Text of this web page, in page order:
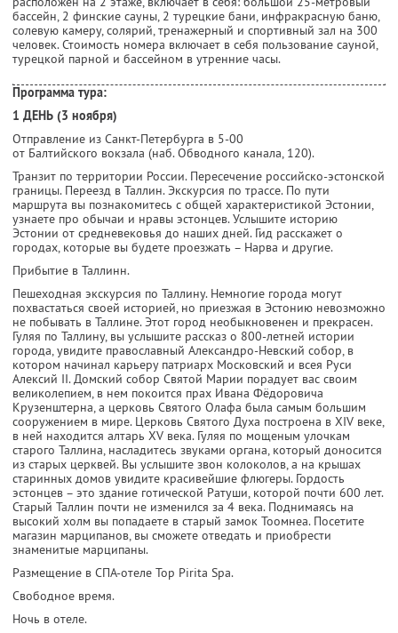
бассейн, 2 финские сауны, 2 турецкие бани, инфракрасную баню,
солевую камеру, солярий, тренажерный и спортивный зал на 300
человек. Стоимость номера включает в себя пользование сауной,
турецкой парной и бассейном в утренние часы.
Программа тура:
1 ДЕНЬ (3 ноября)
Отправление из Санкт-Петербурга в 5-00
от Балтийского вокзала (наб. Обводного канала, 120).
Транзит по территории России. Пересечение российско-эстонской
границы. Переезд в Таллин. Экскурсия по трассе. По пути
маршрута вы познакомитесь с общей характеристикой Эстонии,
узнаете про обычаи и нравы эстонцев. Услышите историю
Эстонии от средневековья до наших дней. Гид расскажет о
городах, которые вы будете проезжать – Нарва и другие.
Прибытие в Таллинн.
Пешеходная экскурсия по Таллину. Немногие города могут
похвастаться своей историей, но приезжая в Эстонию невозможно
не побывать в Таллине. Этот город необыкновенен и прекрасен.
Гуляя по Таллину, вы услышите рассказ о 800-летней истории
города, увидите православный Александро-Невский собор, в
котором начинал карьеру патриарх Московский и всея Руси
Алексий II. Домский собор Святой Марии порадует вас своим
великолепием, в нем покоится прах Ивана Фёдоровича
Крузенштерна, а церковь Святого Олафа была самым большим
сооружением в мире. Церковь Святого Духа построена в XIV веке,
в ней находится алтарь XV века. Гуляя по мощеным улочкам
старого Таллина, насладитесь звуками органа, который доносится
из старых церквей. Вы услышите звон колоколов, а на крышах
старинных домов увидите красивейшие флюгеры. Гордость
эстонцев – это здание готической Ратуши, которой почти 600 лет.
Старый Таллин почти не изменился за 4 века. Поднимаясь на
высокий холм вы попадаете в старый замок Тоомнеа. Посетите
магазин марципанов, вы сможете отведать и приобрести
знаменитые марципаны.
Размещение в СПА-отеле Top Pirita Spa.
Свободное время.
Ночь в отеле.